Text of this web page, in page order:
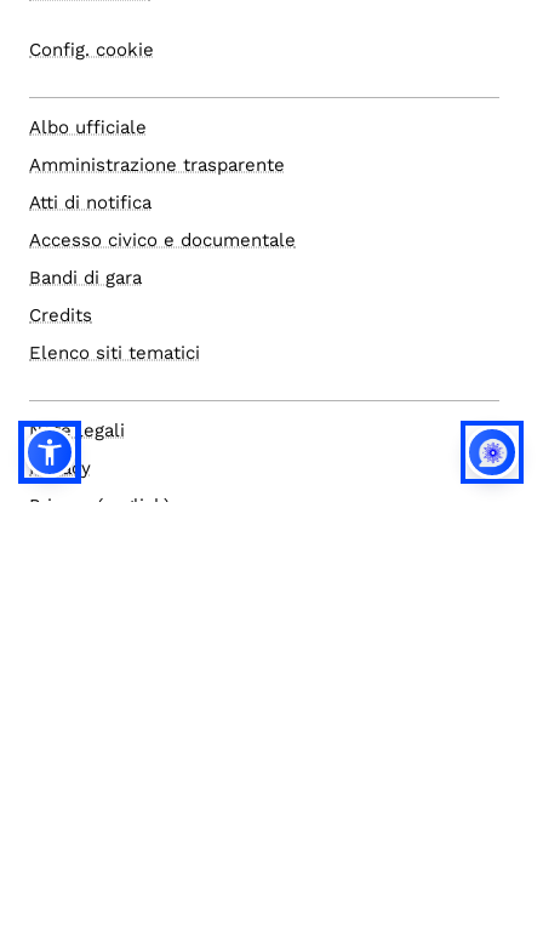
Config. cookie
Albo ufficiale
Amministrazione trasparente
Atti di notifica
Accesso civico e documentale
Bandi di gara
Credits
Elenco siti tematici
Note legali
Privacy
Privacy (english)